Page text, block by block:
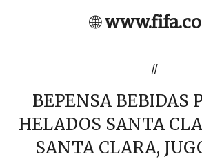
🌐
//
BEPENSA BEBIDAS
HELADOS SANTA
SANTA CLARA,